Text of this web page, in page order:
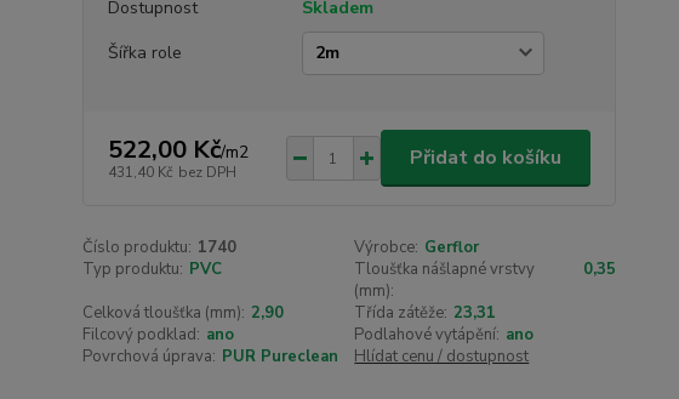
Dostupnost
Skladem
Šířka role
522,00 Kč/m2
431,40 Kč bez DPH
Přidat do košíku
Číslo produktu: 1740 Výrobce: Gerflor
Typ produktu: PVC
Tloušťka nášlapné vrstvy
(mm):
0,35
Celková tloušťka (mm): 2,90 Třída zátěže: 23,31
Filcový podklad: ano Podlahové vytápění: ano
Povrchová úprava: PUR Pureclean Hlídat cenu / dostupnost